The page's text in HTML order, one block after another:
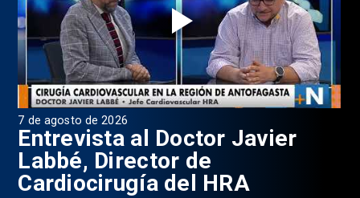
7 de agosto de 2026
Entrevista al Doctor Javier
Labbé, Director de
Cardiocirugía del HRA